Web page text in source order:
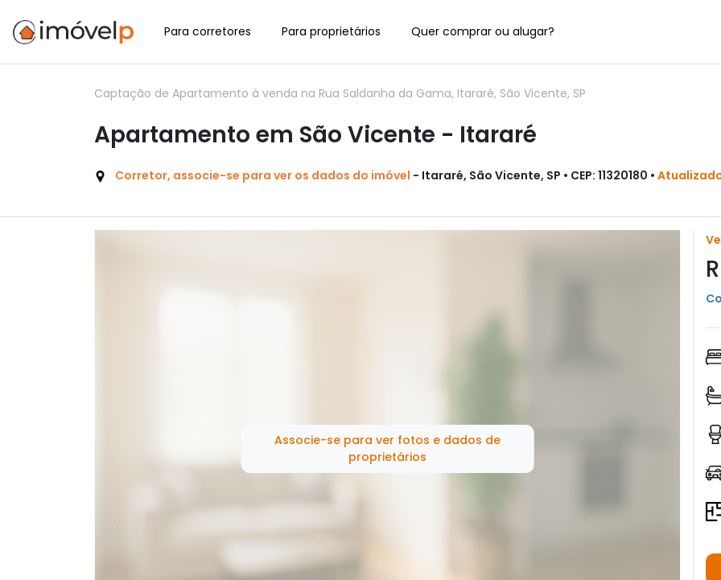
Para corretores Para proprietários Quer comprar ou alugar?
Captação de Apartamento à venda na Rua Saldanha da Gama, Itararé, São Vicente, SP
Apartamento em São Vicente - Itararé
Corretor, associe-se para ver os dados do imóvel - Itararé, São Vicente, SP • CEP: 11320180 •
Associe-se para ver fotos e dados de
proprietários